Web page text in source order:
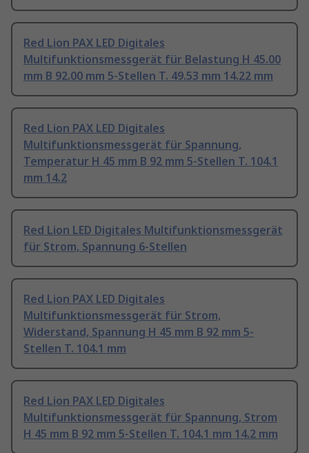
Red Lion PAX LED Digitales
Multifunktionsmessgerät für Belastung H 45.00
mm B 92.00 mm 5-Stellen T. 49.53 mm 14.22 mm
Red Lion PAX LED Digitales
Multifunktionsmessgerät für Spannung,
Temperatur H 45 mm B 92 mm 5-Stellen T. 104.1
mm 14.2
Red Lion LED Digitales Multifunktionsmessgerät
für Strom, Spannung 6-Stellen
Red Lion PAX LED Digitales
Multifunktionsmessgerät für Strom,
Widerstand, Spannung H 45 mm B 92 mm 5-
Stellen T. 104.1 mm
Red Lion PAX LED Digitales
Multifunktionsmessgerät für Spannung, Strom
H 45 mm B 92 mm 5-Stellen T. 104.1 mm 14.2 mm